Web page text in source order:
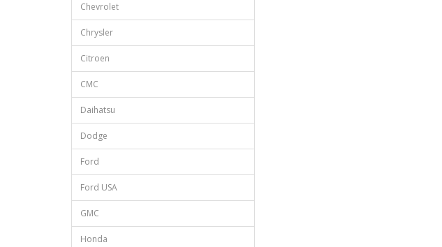
Chevrolet
Chrysler
Citroen
CMC
Daihatsu
Dodge
Ford
Ford USA
GMC
Honda